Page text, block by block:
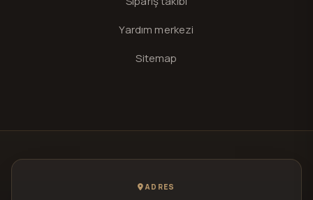
Yardım merkezi
Sitemap
ADRES